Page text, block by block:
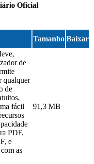
Oficial
Tamanho Baixar
de
qualquer
de
fácil
PDF,
e
as
91,3 MB